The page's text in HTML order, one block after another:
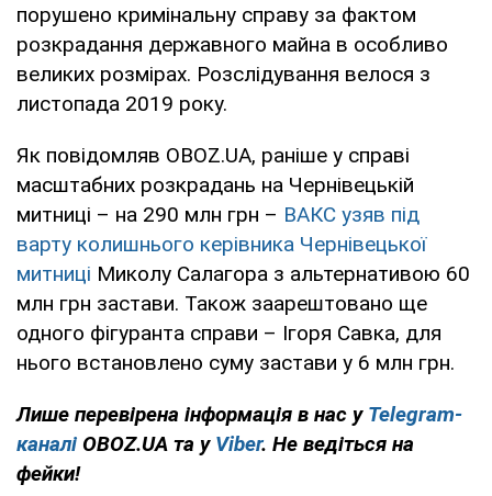
порушено кримінальну справу за фактом
розкрадання державного майна в особливо
великих розмірах. Розслідування велося з
листопада 2019 року.
Як повідомляв OBOZ.UA, раніше у справі
масштабних розкрадань на Чернівецькій
митниці – на 290 млн грн – ВАКС узяв під
варту колишнього керівника Чернівецької
митниці Миколу Салагора з альтернативою 60
млн грн застави. Також заарештовано ще
одного фігуранта справи – Ігоря Савка, для
нього встановлено суму застави у 6 млн грн.
Лише перевірена інформація в нас у Telegram-
каналі OBOZ.UA та у Viber. Не ведіться на
фейки!